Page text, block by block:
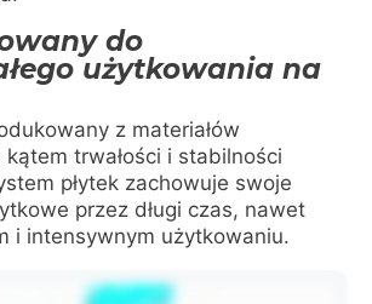
do
użytkowania na
z materiałów
trwałości i stabilności
płytek zachowuje swoje
przez długi czas, nawet
i intensywnym użytkowaniu.